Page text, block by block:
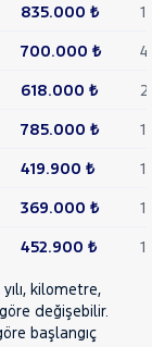
835.000 ₺
1
700.000 ₺
4
618.000 ₺
2
785.000 ₺
1
419.900 ₺
1
369.000 ₺
1
452.900 ₺ 1
kilometre,
değişebilir.
başlangıç